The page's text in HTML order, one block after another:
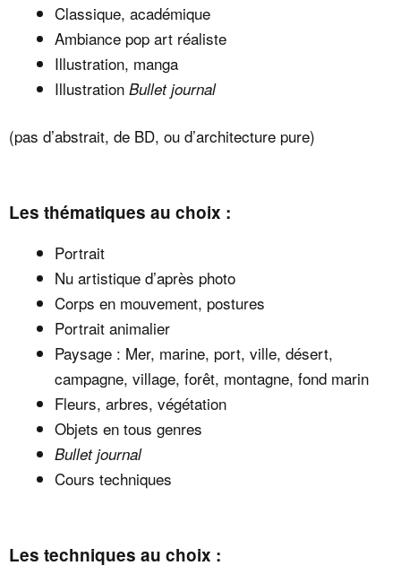
Classique, académique
Ambiance pop art réaliste
Illustration, manga
Illustration Bullet journal
(pas d’abstrait, de BD, ou d’architecture pure)
Les thématiques au choix :
Portrait
Nu artistique d’après photo
Corps en mouvement, postures
Portrait animalier
Paysage : Mer, marine, port, ville, désert,
campagne, village, forêt, montagne, fond marin
Fleurs, arbres, végétation
Objets en tous genres
Bullet journal
Cours techniques
Les techniques au choix :